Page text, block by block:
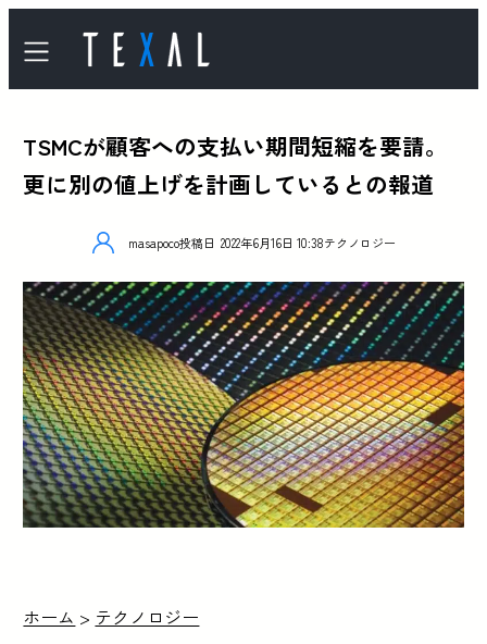
TSMCが顧客への支払い期間短縮を要請。
更に別の値上げを計画しているとの報道
masapoco投稿日 2022年6月16日 10:38テクノロジー
ホーム > テクノロジー